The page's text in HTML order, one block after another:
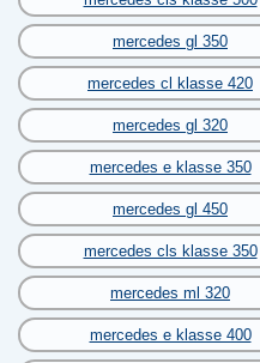
mercedes gl 350
mercedes cl klasse 420
mercedes gl 320
mercedes e klasse 350
mercedes gl 450
mercedes cls klasse 350
mercedes ml 320
mercedes e klasse 400